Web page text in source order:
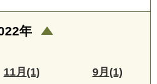
年
11月(1) 9月(1)